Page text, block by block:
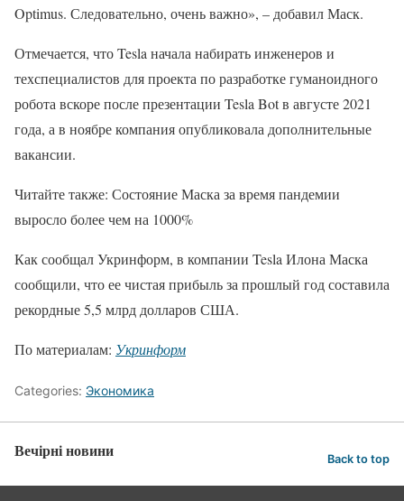
Optimus. Следовательно, очень важно», – добавил Маск.
Отмечается, что Tesla начала набирать инженеров и
техспециалистов для проекта по разработке гуманоидного
робота вскоре после презентации Tesla Bot в августе 2021
года, а в ноябре компания опубликовала дополнительные
вакансии.
Читайте также: Состояние Маска за время пандемии
выросло более чем на 1000%
Как сообщал Укринформ, в компании Tesla Илона Маска
сообщили, что ее чистая прибыль за прошлый год составила
рекордные 5,5 млрд долларов США.
По материалам: Укринформ
Categories: Экономика
Вечірні новини Back to top